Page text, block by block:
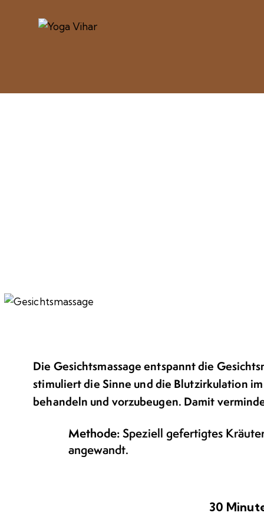
Die Gesichtsmassage entspannt die
stimuliert die Sinne und die Blutzirkulation
behandeln und vorzubeugen. Damit
Methode:Speziell gefertigtes
angewandt.
30